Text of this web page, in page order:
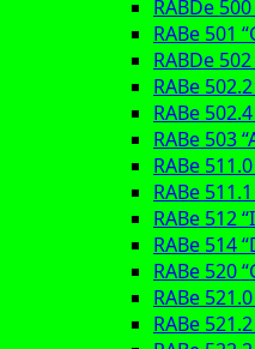
RABDe 500
RABe 501
RABDe
RABe
RABe
RABe 503
RABe
RABe
RABe 512
RABe 514
RABe 520
RABe
RABe